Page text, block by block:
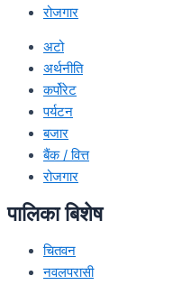
रोजगार
अटो
अर्थनीति
कर्पोरेट
पर्यटन
बजार
बैंक / वित्त
रोजगार
पालिका बिशेष
चितवन
नवलपरासी